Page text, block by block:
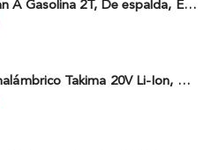
Guadaña Alterman A Gasolina 2T, De espalda, Eje Flexible, 43Cc, Xbc43B-I
Combo taladro Inalámbrico Takima 20V Li-Ion, Tklcd-20. + Polichadora Takima 7″ 1.200W, Tksp-180-D.